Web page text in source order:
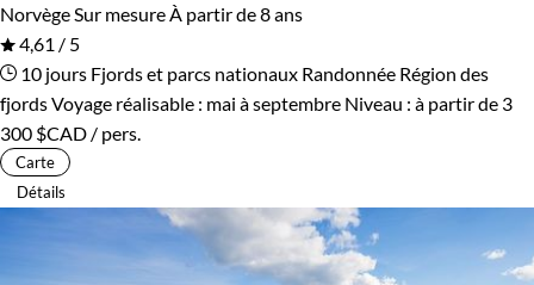
Norvège Sur mesure À partir de 8 ans
4,61 / 5
10 jours Fjords et parcs nationaux Randonnée Région des
fjordsVoyage réalisable : mai à septembre Niveau : à partir de 3
300 $CAD / pers.
Carte
Détails